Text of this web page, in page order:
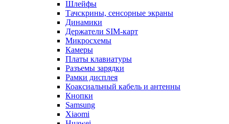
Шлейфы
Тачскрины, сенсорные экраны
Динамики
Держатели SIM-карт
Микросхемы
Камеры
Платы клавиатуры
Разъемы зарядки
Рамки дисплея
Коаксиальный кабель и антенны
Кнопки
Samsung
Xiaomi